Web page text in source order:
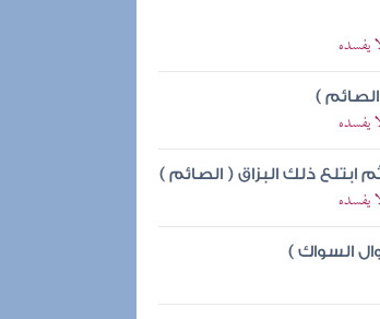
يفسده
)
يفسده
ابتلع ذلك البزاق ( الصائم )
يفسده
السواك )